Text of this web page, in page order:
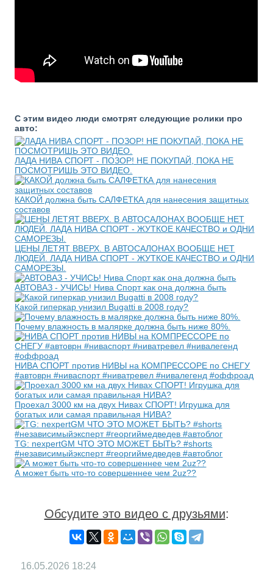
С этим видео люди смотрят следующие ролики про
авто:
ЛАДА НИВА СПОРТ - ПОЗОР! НЕ ПОКУПАЙ, ПОКА НЕ
ПОСМОТРИШЬ ЭТО ВИДЕО.
КАКОЙ должна быть САЛФЕТКА для нанесения защитных
составов
ЦЕНЫ ЛЕТЯТ ВВЕРХ. В АВТОСАЛОНАХ ВООБЩЕ НЕТ
ЛЮДЕЙ. ЛАДА НИВА СПОРТ - ЖУТКОЕ КАЧЕСТВО и ОДНИ
САМОРЕЗЫ.
АВТОВАЗ - УЧИСЬ! Нива Спорт как она должна быть
Какой гиперкар унизил Bugatti в 2008 году?
Почему влажность в малярке должна быть ниже 80%.
НИВА СПОРТ против НИВЫ на КОМПРЕССОРЕ по СНЕГУ
#автоврн #ниваспорт #ниватревел #нивалегенд #оффроад
Проехал 3000 км на двух Нивах СПОРТ! Игрушка для
богатых или самая правильная НИВА?
TG: nexpertGM ЧТО ЭТО МОЖЕТ БЫТЬ? #shorts
#независимыйэксперт #георгиймедведев #автоблог
А может быть что-то совершеннее чем 2uz??
Обсудите это видео с друзьями:
16.05.2026 18:24